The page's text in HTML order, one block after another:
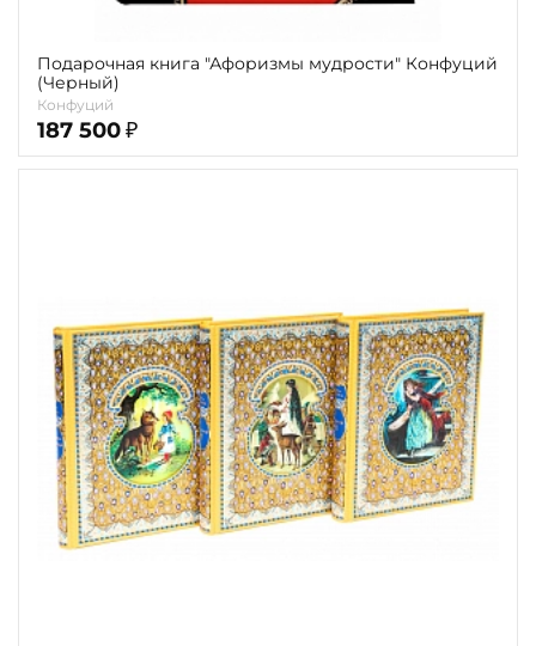
Подарочная книга "Афоризмы мудрости" Конфуций
(Черный)
Конфуций
187 500 ₽